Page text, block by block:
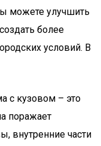
можете улучшить
более
условий. В
с кузовом – это
поражает
внутренние части